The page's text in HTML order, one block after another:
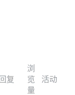
回复
浏
览
量
活动